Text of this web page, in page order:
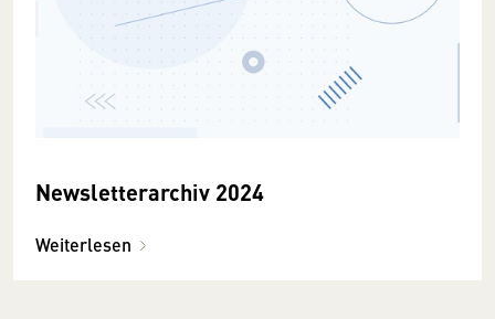
Newsletterarchiv 2024
Weiterlesen